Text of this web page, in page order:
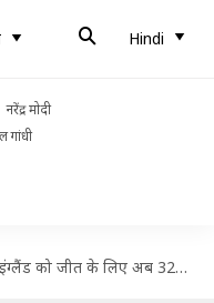
Hindi
नरेंद्र मोदी
गांधी
के लिए अब 324 रनों की जरूरत, ऐसा रहा तीसरा दिन